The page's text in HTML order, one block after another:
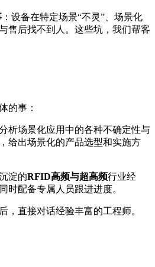
：设备在特定场景“不灵”、场景化
售后找不到人。这些坑，我们帮客
的事：
析场景化应用中的各种不确定性与
给出场景化的产品选型和实施方
淀的RFID高频与超高频行业经
时配备专属人员跟进进度。
，直接对话经验丰富的工程师。